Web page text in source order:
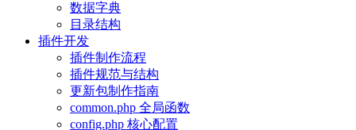
数据字典
目录结构
插件开发
插件制作流程
插件规范与结构
更新包制作指南
common.php 全局函数
config.php 核心配置